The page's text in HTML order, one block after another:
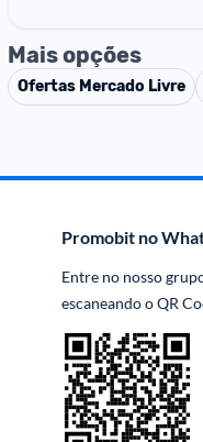
Mais opções
Ofertas Mercado Livre
Promobit no
Entre no nosso
escaneando o QR